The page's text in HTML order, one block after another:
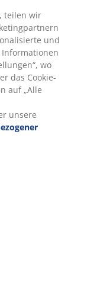
teilen wir
und
Informationen
wo
das Cookie-
auf „Alle
unsere